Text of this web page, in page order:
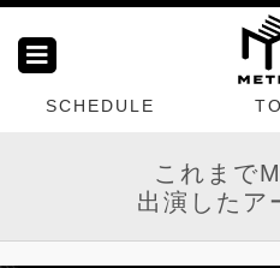
SCHEDULE
これまで
出演したア